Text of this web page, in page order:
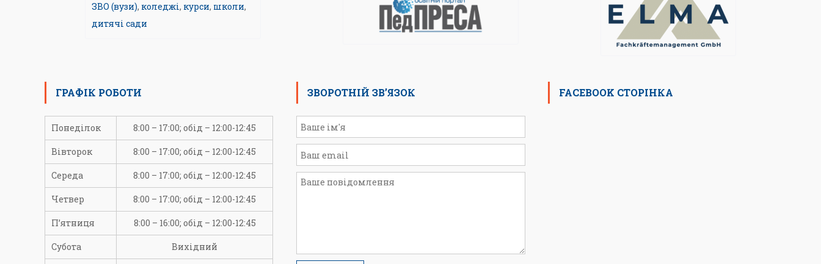
ЗВО (вузи), коледжі, курси, школи,
дитячі сади
ГРАФІК РОБОТИ
Понеділок 8:00 – 17:00; обід – 12:00-12:45
Вівторок 8:00 – 17:00; обід – 12:00-12:45
Середа 8:00 – 17:00; обід – 12:00-12:45
Четвер 8:00 – 17:00; обід – 12:00-12:45
П’ятниця 8:00 – 16:00; обід – 12:00-12:45
Субота Вихідний
ЗВОРОТНІЙ ЗВ’ЯЗОК FACEBOOK СТОРІНКА